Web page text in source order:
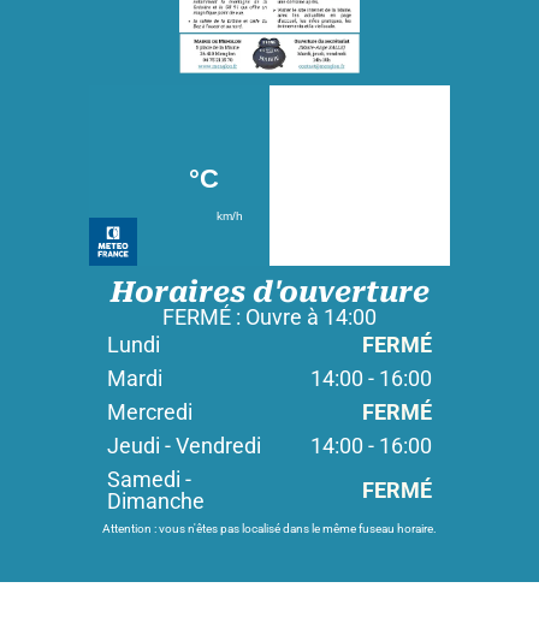
Horaires d'ouverture
FERMÉ : Ouvre à 14:00
Lundi
FERMÉ
Mardi
14:00 - 16:00
Mercredi
FERMÉ
Jeudi - Vendredi
14:00 - 16:00
Samedi -
Dimanche
FERMÉ
Attention : vous n'êtes pas localisé dans le même fuseau horaire.